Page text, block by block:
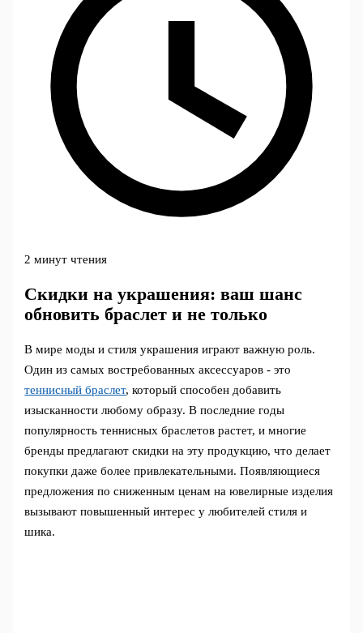
2 минут чтения
Скидки на украшения: ваш шанс
обновить браслет и не только
В мире моды и стиля украшения играют важную роль.
Один из самых востребованных аксессуаров - это
теннисный браслет, который способен добавить
изысканности любому образу. В последние годы
популярность теннисных браслетов растет, и многие
бренды предлагают скидки на эту продукцию, что делает
покупки даже более привлекательными. Появляющиеся
предложения по сниженным ценам на ювелирные изделия
вызывают повышенный интерес у любителей стиля и
шика.